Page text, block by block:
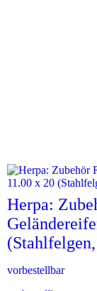
Herpa:
vorbestellbar